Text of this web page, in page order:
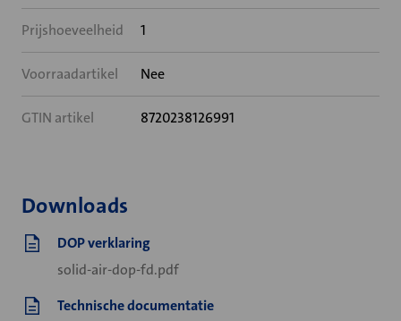
Prijshoeveelheid 1
Voorraadartikel Nee
GTIN artikel 8720238126991
Downloads
DOP verklaring
solid-air-dop-fd.pdf
Technische documentatie